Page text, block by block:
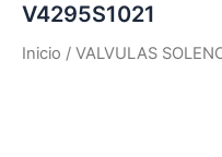
V4295S1021
Inicio / VALVULAS